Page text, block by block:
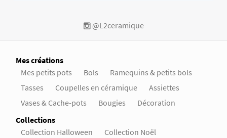
@L2ceramique
Mes créations
Mes petits pots
Bols
Ramequins & petits bols
Tasses
Coupelles en céramique
Assiettes
Vases & Cache-pots
Bougies
Décoration
Collections
Collection Halloween
Collection Noël